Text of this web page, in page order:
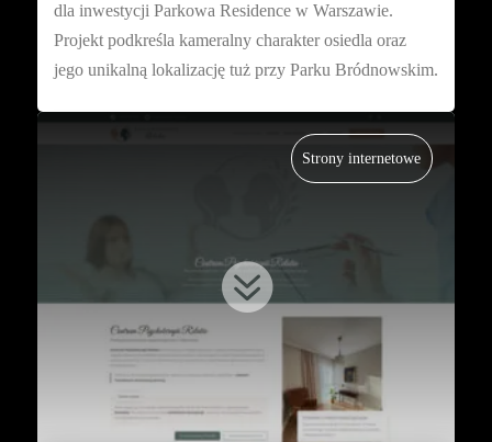
dla inwestycji Parkowa Residence w Warszawie.
Projekt podkreśla kameralny charakter osiedla oraz
jego unikalną lokalizację tuż przy Parku Bródnowskim.
Strony internetowe
